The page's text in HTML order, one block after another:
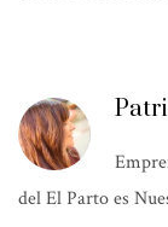
del El Parto es